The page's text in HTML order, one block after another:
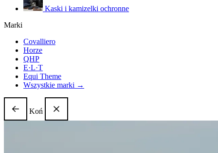
Kaski i kamizelki ochronne
Marki
Covalliero
Horze
QHP
E·L·T
Equi Theme
Wszystkie marki →
Koń